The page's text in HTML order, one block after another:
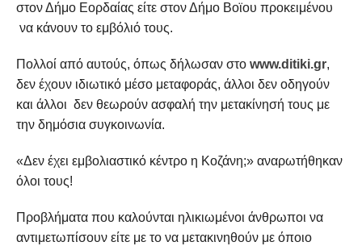
στον Δήμο Εορδαίας είτε στον Δήμο Βοϊου προκειμένου
να κάνουν το εμβόλιό τους.
Πολλοί από αυτούς, όπως δήλωσαν στο www.ditiki.gr,
δεν έχουν ιδιωτικό μέσο μεταφοράς, άλλοι δεν οδηγούν
και άλλοι δεν θεωρούν ασφαλή την μετακίνησή τους με
την δημόσια συγκοινωνία.
«Δεν έχει εμβολιαστικό κέντρο η Κοζάνη;» αναρωτήθηκαν
όλοι τους!
Προβλήματα που καλούνται ηλικιωμένοι άνθρωποι να
αντιμετωπίσουν είτε με το να μετακινηθούν με όποιο